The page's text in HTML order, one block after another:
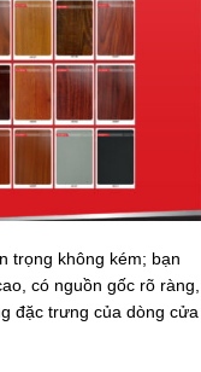
trọng không kém; bạn
có nguồn gốc rõ ràng,
đặc trưng của dòng cửa